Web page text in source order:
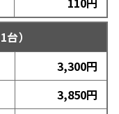
い。
）
3,300円
3,850円